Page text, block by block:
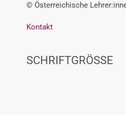
© Österreichische
Kontakt
SCHRIFTGRÖSSE